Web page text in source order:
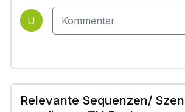
U
Relevante Sequenzen/